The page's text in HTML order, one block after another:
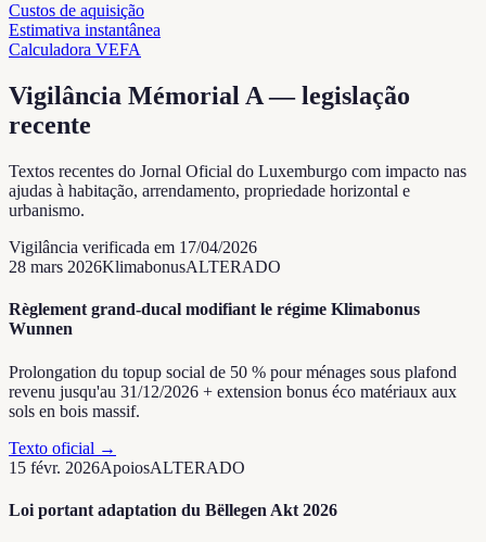
Custos de aquisição
Estimativa instantânea
Calculadora VEFA
Vigilância Mémorial A — legislação
recente
Textos recentes do Jornal Oficial do Luxemburgo com impacto nas
ajudas à habitação, arrendamento, propriedade horizontal e
urbanismo.
Vigilância verificada em 17/04/2026
28 mars 2026KlimabonusALTERADO
Règlement grand-ducal modifiant le régime Klimabonus
Wunnen
Prolongation du topup social de 50 % pour ménages sous plafond
revenu jusqu'au 31/12/2026 + extension bonus éco matériaux aux
sols en bois massif.
Texto oficial →
15 févr. 2026ApoiosALTERADO
Loi portant adaptation du Bëllegen Akt 2026